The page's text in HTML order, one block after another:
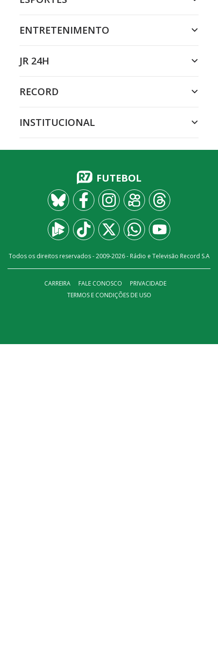
ENTRETENIMENTO
JR 24H
RECORD
INSTITUCIONAL
FUTEBOL
Todos os direitos reservados - 2009-2026- Rádio e Televisão Record S.A
CARREIRA FALE CONOSCO
PRIVACIDADE
TERMOS E CONDIÇÕES DE USO